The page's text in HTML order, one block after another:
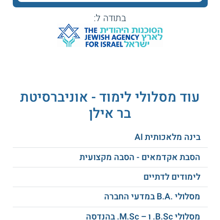
ונדרשים גם לקחת חלק בסמינריונים ובקורסים עיוניים בתחום
המחקר שלהם. מרכזי המחקר של האוניברסיטה עורכים ימי עיון
וכנסים שונים בהם יכולים הדוקטורנטים להכיר חוקרים נוספים
ולהציג את עבודות המחקר. כמו כן, מוסד הלימוד מציע מלגות
לתואר שלישי, שמתאימות לתלמידי מחקר בשנים השונות.
משטר מדינת ישראל
מחשבה מדינית יהודית משטר וממשל
מדיניות חוץ של ישראל
ממשל ומדיניות
בתודה ל:
עוד מסלולי לימוד - אוניברסיטת
בר אילן
בינה מלאכותית AI
הסבת אקדמאים - הסבה מקצועית
לימודים לדתיים
מסלולי .B.A במדעי החברה
מסלולי B.Sc. ו – M.Sc. בהנדסה